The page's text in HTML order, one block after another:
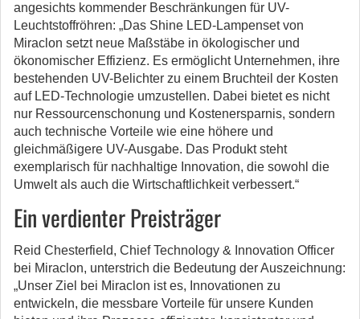
angesichts kommender Beschränkungen für UV-
Leuchtstoffröhren: „Das Shine LED-Lampenset von
Miraclon setzt neue Maßstäbe in ökologischer und
ökonomischer Effizienz. Es ermöglicht Unternehmen, ihre
bestehenden UV-Belichter zu einem Bruchteil der Kosten
auf LED-Technologie umzustellen. Dabei bietet es nicht
nur Ressourcenschonung und Kostenersparnis, sondern
auch technische Vorteile wie eine höhere und
gleichmäßigere UV-Ausgabe. Das Produkt steht
exemplarisch für nachhaltige Innovation, die sowohl die
Umwelt als auch die Wirtschaftlichkeit verbessert.“
Ein verdienter Preisträger
Reid Chesterfield, Chief Technology & Innovation Officer
bei Miraclon, unterstrich die Bedeutung der Auszeichnung:
„Unser Ziel bei Miraclon ist es, Innovationen zu
entwickeln, die messbare Vorteile für unsere Kunden